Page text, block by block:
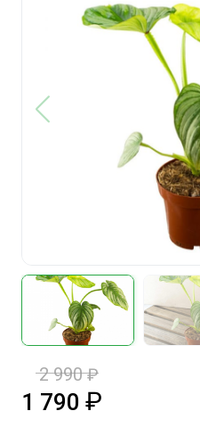
1 790
2 990
руб.